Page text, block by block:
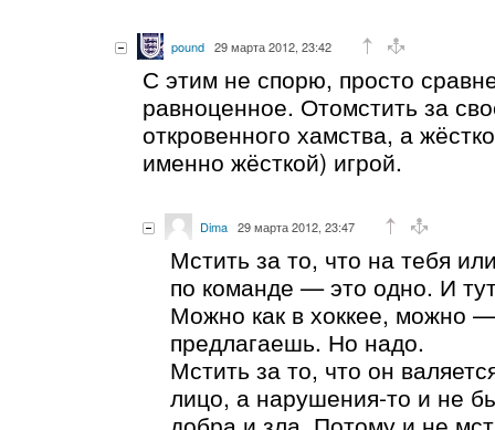
pound 29 марта 2012, 23:42
С этим не спорю, просто
равноценное. Отомстить за
откровенного хамства, а
именно жёсткой) игрой.
Dima 29 марта 2012, 23:47
Мстить за то, что на тебя
по команде — это одно. И
Можно как в хоккее, можно
предлагаешь. Но надо.
Мстить за то, что он
лицо, а нарушения-то и не